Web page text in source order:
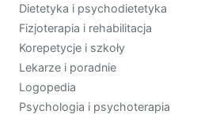
Dietetyka i psychodietetyka
Fizjoterapia i rehabilitacja
Korepetycje i szkoły
Lekarze i poradnie
Logopedia
Psychologia i psychoterapia